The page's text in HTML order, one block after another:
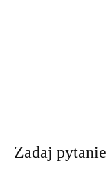
Zadaj pytanie